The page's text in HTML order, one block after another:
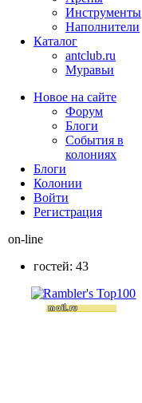
Инструменты
Наполнители
Каталог
antclub.ru
Муравьи
Новое на сайте
Форум
Блоги
События в
колониях
Блоги
Колонии
Войти
Peгиcтpaция
on-line
гостей: 43